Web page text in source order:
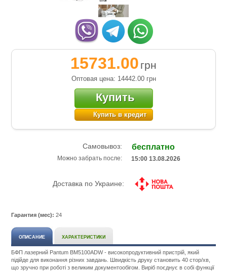
15731.00 грн
Оптовая цена: 14442.00 грн
Купить
Купить в кредит
Самовывоз: бесплатно
Можно забрать после: 15:00 13.08.2026
Доставка по Украине:
Гарантия (мес): 24
ОПИСАНИЕ ХАРАКТЕРИСТИКИ
БФП лазерний Pantum BM5100ADW - високопродуктивний пристрій, який
підійде для виконання різних завдань. Швидкість друку становить 40 стор/хв,
що зручно при роботі з великим документообігом. Виріб поєднує в собі функції